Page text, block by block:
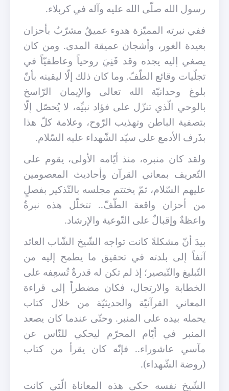
رسول الله صلّى الله عليه وآله في كربلاء.
ففي نبرته المميّزة هدوء عميقٌ مشرّبٌ بأحزان
بعيدة الغور، وأشجان عميقة المدى. ومن كان
يصغي إليه يجده وقد فَنِيَ روحياً وعاطفيّاً في
تجلّيات وقائع الطّفّ. وما كان ذلك إلّا ليقينه بأنّ
بلوغ وحدانيّة الله تعالى والإيمان الرّاسخ
بالوحي الّذي تنزّل على فؤاد نبيِّه، لا يُحصّل إلّا
بتصفية الباطن وتهذيب الرّوح، وعلامة كلّ هذا
بذَرف الأدمع على سيّد الشّهداء عليه السّلام.
ولقد كان منبره، منذ أيّامه الأولى، يقوم على
التّعريف بمعاني القرآن وأحاديث المعصومين
عليهم السّلام، ثمّ يختتم مجلسه بالتّذكير بفصلٍ
من أحزان واقعة الطّفّ.. تتخلّل هذه نبرةٌ
واعظةٌ وإقبالٌ على التّوعية والإرشاد.
بيدَ أنّ مشكلةً كانت تواجه الشّيخ الشّاب العائد
آنفاً إلى بلدته في تحقيق ما يطمح إليه من
التّبليغ والتّبصير؛ إذ لم تكن له قدرةٌ تُسعِفه على
الخطابة والارتجال، فكان مضطراً إلى قراءة
المعاني القرآنيّة والحديثيّة من خلال كتاب
يحمله بيده على المنبر. وحتّى عندما كان يصعد
المنبر في أيّام المحرّم ليحكي للنّاس عن
مآسي عاشوراء.. فإنّه كان يقرأ من كتاب
(روضة الشّهداء).
الشّيخ نفسه حكى هذه المعاناة الّتي كانت